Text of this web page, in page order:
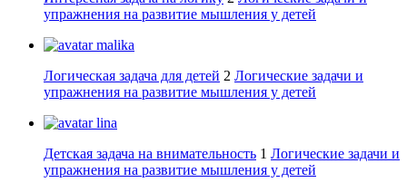
упражнения на развитие мышления у детей
malika
Логическая задача для детей 2 Логические задачи и
упражнения на развитие мышления у детей
lina
Детская задача на внимательность 1 Логические задачи и
упражнения на развитие мышления у детей